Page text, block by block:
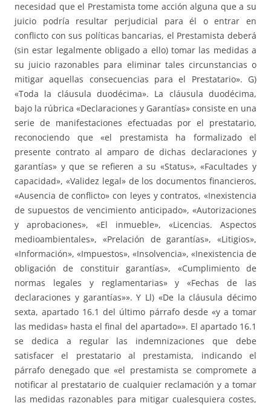
necesidad que el Prestamista tome acción alguna que a su
juicio podría resultar perjudicial para él o entrar en
conflicto con sus políticas bancarias, el Prestamista deberá
(sin estar legalmente obligado a ello) tomar las medidas a
su juicio razonables para eliminar tales circunstancias o
mitigar aquellas consecuencias para el Prestatario». G)
«Toda la cláusula duodécima». La cláusula duodécima,
bajo la rúbrica «Declaraciones y Garantías» consiste en una
serie de manifestaciones efectuadas por el prestatario,
reconociendo que «el prestamista ha formalizado el
presente contrato al amparo de dichas declaraciones y
garantías» y que se refieren a su «Status», «Facultades y
capacidad», «Validez legal» de los documentos financieros,
«Ausencia de conflicto» con leyes y contratos, «Inexistencia
de supuestos de vencimiento anticipado», «Autorizaciones
y aprobaciones», «El inmueble», «Licencias. Aspectos
medioambientales», «Prelación de garantías», «Litigios»,
«Información», «Impuestos», «Insolvencia», «Inexistencia de
obligación de constituir garantías», «Cumplimiento de
normas legales y reglamentarias» y «Fechas de las
declaraciones y garantías»». Y Ll) «De la cláusula décimo
sexta, apartado 16.1 del último párrafo desde «y a tomar
las medidas» hasta el final del apartado»». El apartado 16.1
se dedica a regular las indemnizaciones que debe
satisfacer el prestatario al prestamista, indicando el
párrafo denegado que «el prestamista se compromete a
notificar al prestatario de cualquier reclamación y a tomar
las medidas razonables para mitigar cualesquiera costes,